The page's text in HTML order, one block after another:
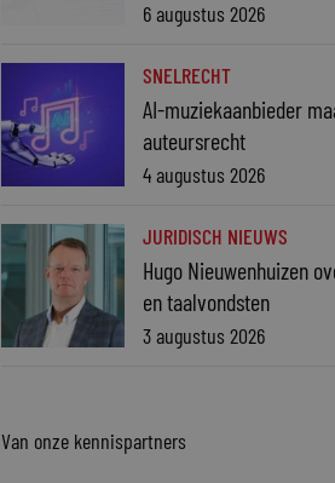
6 augustus 2026
SNELRECHT
AI-muziekaanbieder
auteursrecht
4 augustus 2026
JURIDISCH NIEUWS
Hugo Nieuwenhuizen
en taalvondsten
3 augustus 2026
Van onze kennispartners